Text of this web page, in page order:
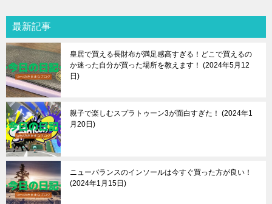
最新記事
皇居で買える長財布が満足感高すぎる！どこで買えるの
か迷った自分が買った場所を教えます！
2024年5月12
日
親子で楽しむスプラトゥーン3が面白すぎた！
2024年1
月20日
ニューバランスのインソールは今すぐ買った方が良い！
2024年1月15日